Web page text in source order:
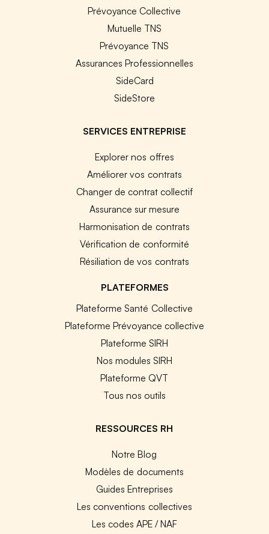
Prévoyance Collective
Mutuelle TNS
Prévoyance TNS
Assurances Professionnelles
SideCard
SideStore
SERVICES ENTREPRISE
Explorer nos offres
Améliorer vos contrats
Changer de contrat collectif
Assurance sur mesure
Harmonisation de contrats
Vérification de conformité
Résiliation de vos contrats
PLATEFORMES
Plateforme Santé Collective
Plateforme Prévoyance collective
Plateforme SIRH
Nos modules SIRH
Plateforme QVT
Tous nos outils
RESSOURCES RH
Notre Blog
Modèles de documents
Guides Entreprises
Les conventions collectives
Les codes APE / NAF